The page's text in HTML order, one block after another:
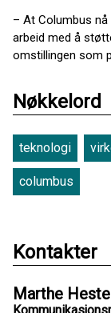
– At Columbus nå
arbeid med å
omstillingen som
Nøkkelord
teknologi
columbus
Kontakter
Marthe